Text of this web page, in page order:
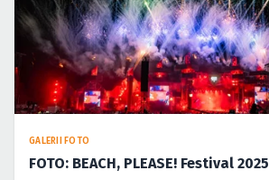
GALERII FOTO
FOTO: BEACH, PLEASE! Festival 2025